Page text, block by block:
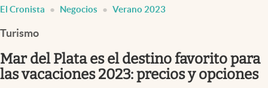
Uruguay
Finanzas y Mercados
Mercados Online
Negocios
Columnistas
El Cronista Negocios Verano 2023
Turismo
Mar del Plata es el destino favorito para
las vacaciones 2023: precios y opciones